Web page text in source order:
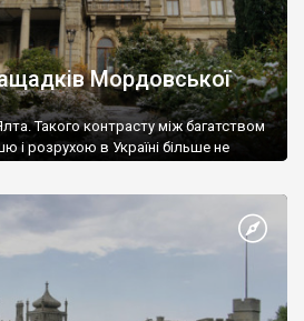
Мордовської
Такого контрасту між багатством
і розрухою в Україні більше не